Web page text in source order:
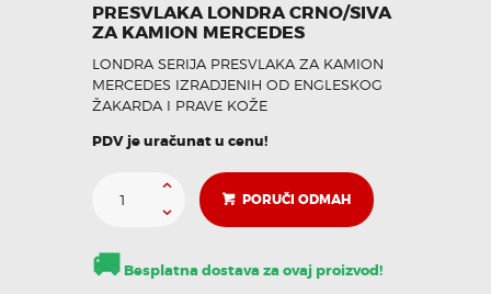
KONTAKT
Pozovi odmah
PRESVLAKA LONDRA CRNO/SIVA
ZA KAMION MERCEDES
LONDRA SERIJA PRESVLAKA ZA KAMION
MERCEDES IZRADJENIH OD ENGLESKOG
ŽAKARDA I PRAVE KOŽE
PDV je uračunat u cenu!
PORUČI ODMAH
🚚Besplatna dostava za ovaj proizvod!